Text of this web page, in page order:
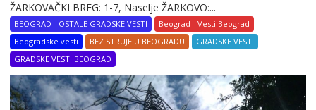
ŽARKOVAČKI BREG: 1-7, Naselje ŽARKOVO:...
BEOGRAD - OSTALE GRADSKE VESTI
Beograd - Vesti Beograd
Beogradske vesti
BEZ STRUJE U BEOGRADU
GRADSKE VESTI
GRADSKE VESTI BEOGRAD